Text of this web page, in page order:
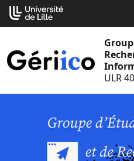
Aller
au
ULR
Cookies management panel